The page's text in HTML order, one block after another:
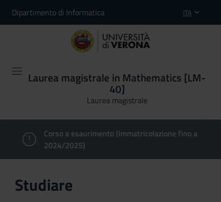
Dipartimento di Informatica ITA
Laurea magistrale in Mathematics [LM-
40]
Laurea magistrale
Corso a esaurimento (Immatricolazione fino a
2024/2025)
Studiare